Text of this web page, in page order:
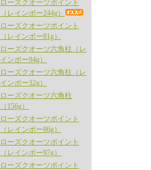
ローズクオーツポイント
（レインボー244g）
ローズクオーツポイント
（レインボー81g）
ローズクオーツ六角柱（レ
インボー94g）
ローズクオーツ六角柱（レ
インボー32g）
ローズクオーツ六角柱
（156g）
ローズクオーツポイント
（レインボー86g）
ローズクオーツポイント
（レインボー97g）
ローズクオーツポイント